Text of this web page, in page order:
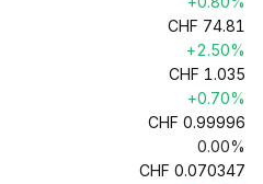
CHF 74.81
+2.50%
CHF 1.035
+0.70%
CHF 0.99996
0.00%
CHF 0.070347